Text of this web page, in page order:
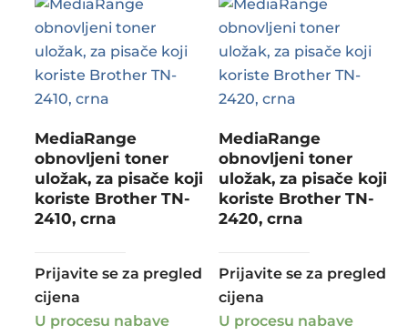
MediaRange
obnovljeni toner
uložak, za pisače koji
koriste Brother TN-
2410, crna
Prijavite se za pregled
cijena
U procesu nabave
MediaRange
obnovljeni toner
uložak, za pisače koji
koriste Brother TN-
2420, crna
Prijavite se za pregled
cijena
U procesu nabave